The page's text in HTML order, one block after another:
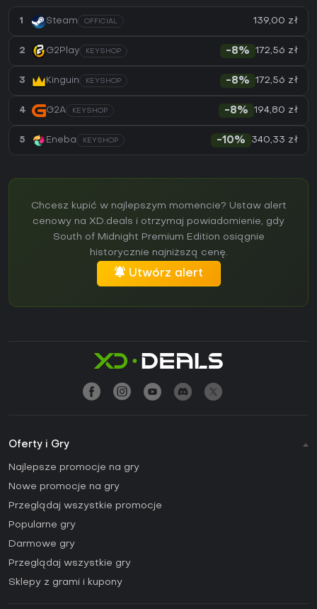
1 Steam OFFICIAL 139,00 zł
2 G2Play KEYSHOP -8% 172,56 zł
3 Kinguin KEYSHOP -8% 172,56 zł
4 G2A KEYSHOP -8% 194,80 zł
5 Eneba KEYSHOP -10% 340,33 zł
Chcesz kupić w najlepszym momencie? Ustaw alert
cenowy na XD.deals i otrzymaj powiadomienie, gdy
South of Midnight Premium Edition osiągnie
historycznie najniższą cenę.
Utwórz alert
Oferty i Gry
Najlepsze promocje na gry
Nowe promocje na gry
Przeglądaj wszystkie promocje
Popularne gry
Darmowe gry
Przeglądaj wszystkie gry
Sklepy z grami i kupony